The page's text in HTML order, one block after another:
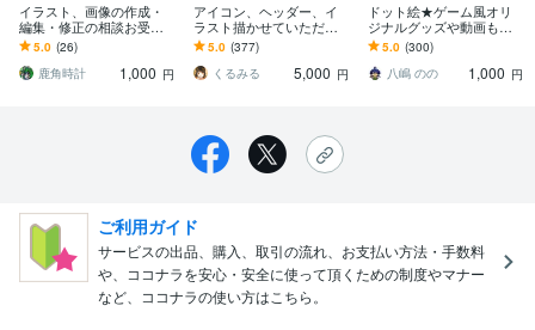
イラスト、画像の作成・
編集・修正の相談お受け
します ちょっとした絵が
ほしい！簡単でいいの
に！と言う要望へ対応
5.0 (26)
鹿角時計
1,000 円
アイコン、ヘッダー、イ
ラスト描かせていただき
ます 水彩風の柔らかなイ
ラストをお届けいたしま
す
5.0 (377)
くるみる
5,000 円
ドット絵★ゲーム風オリ
ジナルグッズや動画もで
きます YouTubeメンバー
シップ絵文字スタンプ＆
バッジやアイコン
5.0 (300)
八嶋 のの
1,000 円
ご利用ガイド
サービスの出品、購入、取引の流れ、お支払い方法・手数料
や、ココナラを安心・安全に使って頂くための制度やマナー
など、ココナラの使い方はこちら。